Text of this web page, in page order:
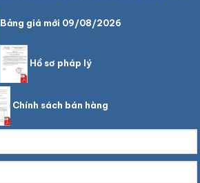
Bảng giá mới 09/08/2026
Hồ sơ pháp lý
Chính sách bán hàng